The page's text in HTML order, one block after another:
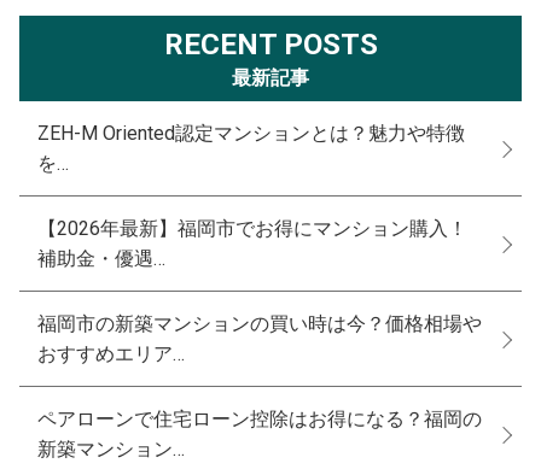
RECENT POSTS
最新記事
ZEH-M Oriented認定マンションとは？魅力や特徴
を…
【2026年最新】福岡市でお得にマンション購入！
補助金・優遇…
福岡市の新築マンションの買い時は今？価格相場や
おすすめエリア…
ペアローンで住宅ローン控除はお得になる？福岡の
新築マンション…